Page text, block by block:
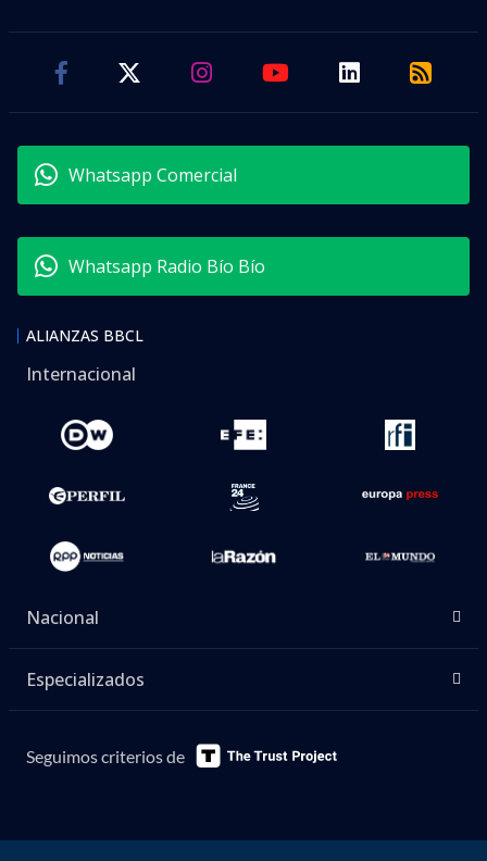
Whatsapp Comercial
Whatsapp Radio Bío Bío
ALIANZAS BBCL
Internacional
Nacional
Especializados
Seguimos criterios de